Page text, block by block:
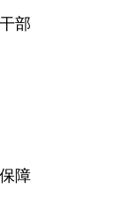
部
障